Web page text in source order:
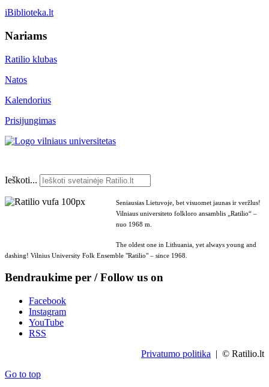
iBiblioteka.lt
Nariams
Ratilio klubas
Natos
Kalendorius
Prisijungimas
Ieškoti...
Seniausias Lietuvoje, bet visuomet jaunas ir veržlus!
Vilniaus universiteto folkloro ansamblis „Ratilio“ –
nuo 1968 m.
The oldest one in Lithuania, yet always young and
dashing! Vilnius University Folk Ensemble "Ratilio" – since 1968.
Bendraukime per / Follow us on
Facebook
Instagram
YouTube
RSS
Privatumo politika | © Ratilio.lt
Go to top